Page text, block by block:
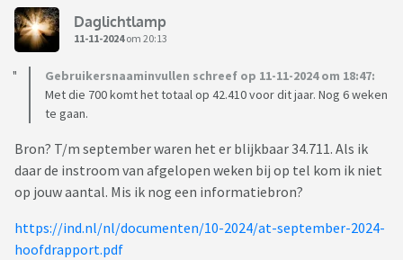
Daglichtlamp
11-11-2024om 20:13
Gebruikersnaaminvullen schreef op 11-11-2024 om 18:47:
Met die 700 komt het totaal op 42.410 voor dit jaar. Nog 6 weken
te gaan.
Bron? T/m september waren het er blijkbaar 34.711. Als ik
daar de instroom van afgelopen weken bij op tel kom ik niet
op jouw aantal. Mis ik nog een informatiebron?
https://ind.nl/nl/documenten/10-2024/at-september-2024-
hoofdrapport.pdf